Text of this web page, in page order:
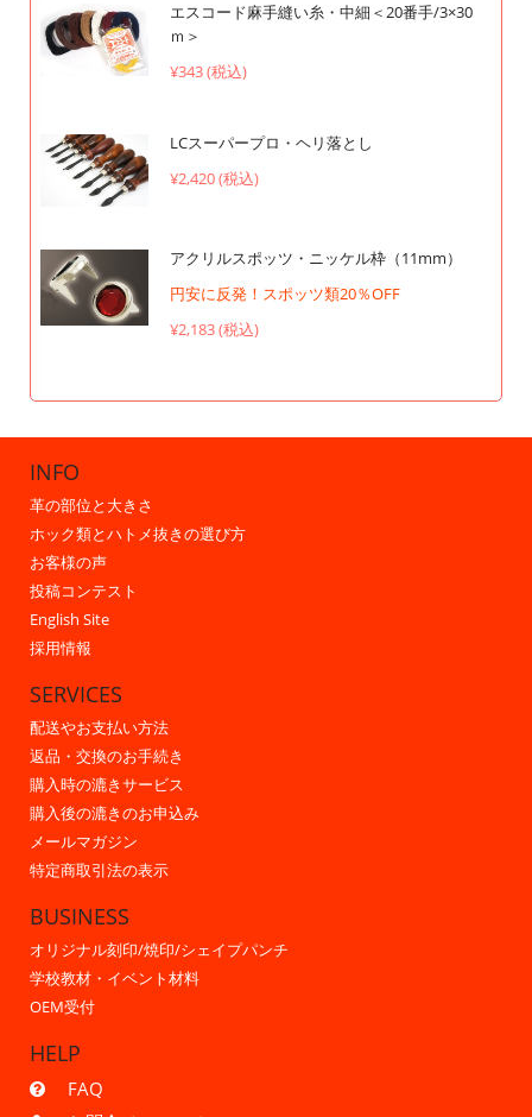
エスコード麻手縫い糸・中細＜20番手/3×30
ｍ＞
¥343 (税込)
LCスーパープロ・ヘリ落とし
¥2,420 (税込)
アクリルスポッツ・ニッケル枠（11mm）
円安に反発！スポッツ類20％OFF
¥2,183 (税込)
INFO
革の部位と大きさ
ホック類とハトメ抜きの選び方
お客様の声
投稿コンテスト
English Site
採用情報
SERVICES
配送やお支払い方法
返品・交換のお手続き
購入時の漉きサービス
購入後の漉きのお申込み
メールマガジン
特定商取引法の表示
BUSINESS
オリジナル刻印/焼印/シェイプパンチ
学校教材・イベント材料
OEM受付
HELP
FAQ